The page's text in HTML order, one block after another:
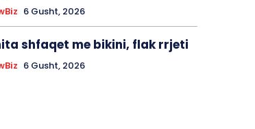
6 Gusht, 2026
shfaqet me bikini, flak rrjeti
6 Gusht, 2026